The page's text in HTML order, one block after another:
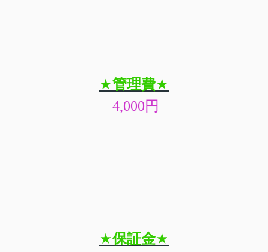
★管理費★
4,000円
★保証金★